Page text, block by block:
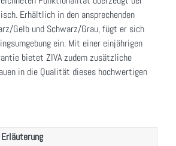
Erhältlich in den ansprechenden
Gelb und Schwarz/Grau, fügt er sich
ein. Mit einer einjährigen
bietet ZIVA zudem zusätzliche
in die Qualität dieses hochwertigen
Erläuterung